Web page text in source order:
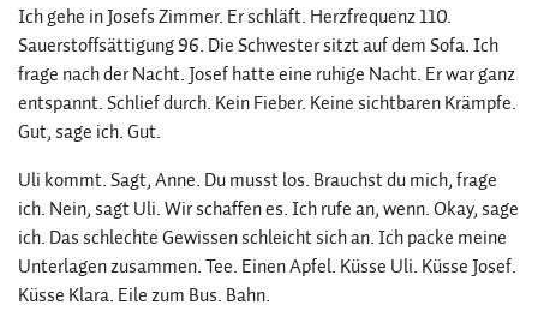
Ich gehe in Josefs Zimmer. Er schläft. Herzfrequenz 110.
Sauerstoffsättigung 96. Die Schwester sitzt auf dem Sofa. Ich
frage nach der Nacht. Josef hatte eine ruhige Nacht. Er war ganz
entspannt. Schlief durch. Kein Fieber. Keine sichtbaren Krämpfe.
Gut, sage ich. Gut.
Uli kommt. Sagt, Anne. Du musst los. Brauchst du mich, frage
ich. Nein, sagt Uli. Wir schaffen es. Ich rufe an, wenn. Okay, sage
ich. Das schlechte Gewissen schleicht sich an. Ich packe meine
Unterlagen zusammen. Tee. Einen Apfel. Küsse Uli. Küsse Josef.
Küsse Klara. Eile zum Bus. Bahn.